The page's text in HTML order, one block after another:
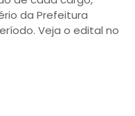
da Prefeitura
Veja o edital no